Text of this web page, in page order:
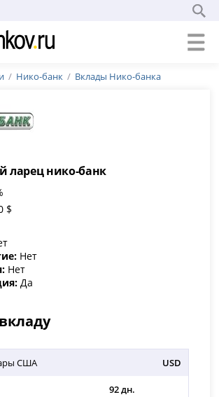
Нико-банк Вклады Нико-банка
ларец нико-банк
$
Нет
Нет
Да
США USD
92 дн.